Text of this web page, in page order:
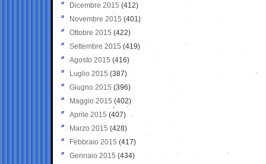
Dicembre 2015 (412)
Novembre 2015 (401)
Ottobre 2015 (422)
Settembre 2015 (419)
Agosto 2015 (416)
Luglio 2015 (387)
Giugno 2015 (396)
Maggio 2015 (402)
Aprile 2015 (407)
Marzo 2015 (428)
Febbraio 2015 (417)
Gennaio 2015 (434)